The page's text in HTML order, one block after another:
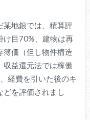
某地銀では、積算評
け目70%、建物は再
簿価（但し物件構造
収益還元法では稼働
経費を引いた後のキ
どを評価されまし